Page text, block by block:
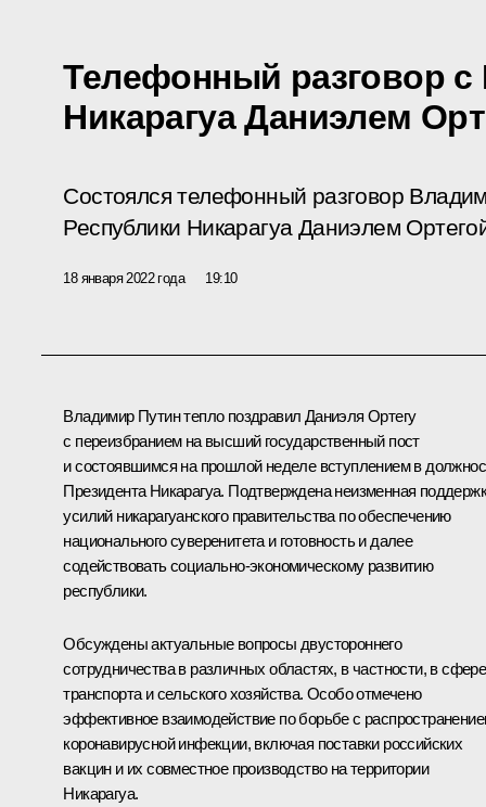
Телефонный разговор с
Никарагуа Даниэлем
Состоялся телефонный разговор
Республики Никарагуа Даниэлем
18 января 2022 года 19:10
Владимир Путин тепло поздравил Даниэля Ортегу
с переизбранием на высший государственный пост
и состоявшимся на прошлой неделе вступлением в
Президента Никарагуа. Подтверждена неизменная
усилий никарагуанского правительства по обеспечению
национального суверенитета и готовность и далее
содействовать социально-экономическому развитию
республики.
Обсуждены актуальные вопросы двустороннего
сотрудничества в различных областях, в частности, в сфере
транспорта и сельского хозяйства. Особо отмечено
эффективное взаимодействие по борьбе с
коронавирусной инфекции, включая поставки российских
вакцин и их совместное производство на территории
Никарагуа.